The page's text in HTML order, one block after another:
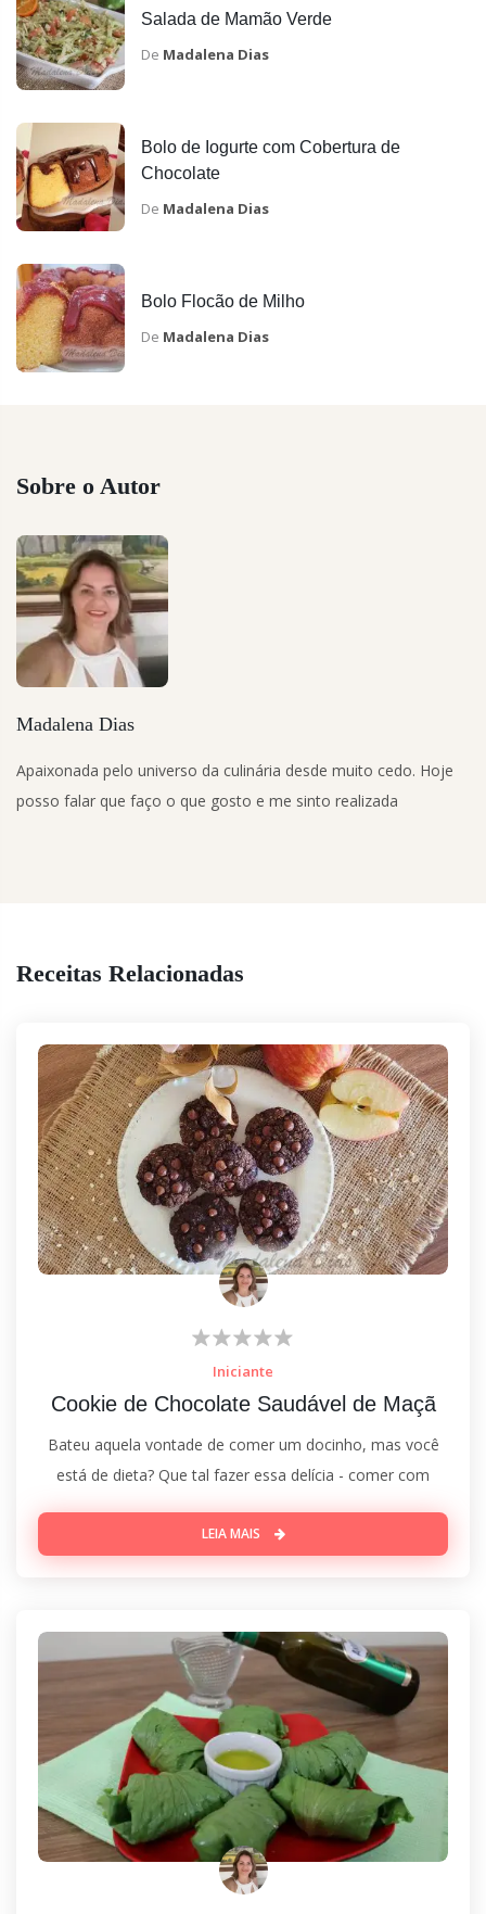
Salada de Mamão Verde
De Madalena Dias
Bolo de Iogurte com Cobertura de
Chocolate
De Madalena Dias
Bolo Flocão de Milho
De Madalena Dias
Sobre o Autor
Madalena Dias
Apaixonada pelo universo da culinária desde muito cedo. Hoje
posso falar que faço o que gosto e me sinto realizada
Receitas Relacionadas
Iniciante
Cookie de Chocolate Saudável de Maçã
Bateu aquela vontade de comer um docinho, mas você
está de dieta? Que tal fazer essa delícia - comer com
LEIA MAIS